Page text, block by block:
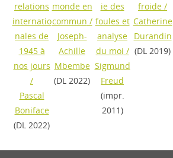
relations
internatio
nales de
1945 à
nos jours
/
Pascal
Boniface
(DL 2022)
monde en
commun /
Joseph-
Achille
Mbembe
(DL 2022)
ie des
foules et
analyse
du moi /
Sigmund
Freud
(impr.
2011)
froide /
Catherine
Durandin
(DL 2019)